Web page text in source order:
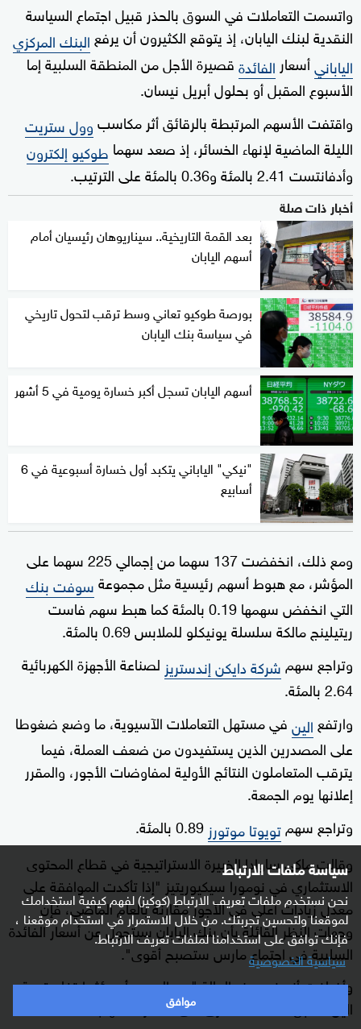
سياسة ملفات الارتباط
نحن نستخدم ملفات تعريف الارتباط (كوكيز) لفهم كيفية استخدامك
لموقعنا ولتحسين تجربتك. من خلال الاستمرار في استخدام موقعنا ،
فإنك توافق على استخدامنا لملفات تعريف الارتباط.
سياسية الخصوصية
موافق
واتسمت التعاملات في السوق بالحذر قبيل اجتماع السياسة
النقدية لبنك اليابان، إذ يتوقع الكثيرون أن يرفعالبنك المركزي
اليابانيأسعار الفائدةقصيرة الأجل من المنطقة السلبية إما
الأسبوع المقبل أو بحلول أبريل نيسان.
واقتفت الأسهم المرتبطة بالرقائق أثر مكاسبوول ستريت
الليلة الماضية لإنهاء الخسائر، إذ صعد سهما طوكيو إلكترون
وأدفانتست 2.41 بالمئة و0.36 بالمئة على الترتيب.
أخبار ذات صلة
بعد القمة التاريخية.. سيناريوهان رئيسيان أمام
أسهم اليابان
بورصة طوكيو تعاني وسط ترقب لتحول تاريخي
في سياسة بنك اليابان
أسهم اليابان تسجل أكبر خسارة يومية في 5 أشهر
"نيكي" الياباني يتكبد أول خسارة أسبوعية في 6
أسابيع
ومع ذلك، انخفضت 137 سهما من إجمالي 225 سهما على
المؤشر، مع هبوط أسهم رئيسية مثل مجموعةسوفت بنك
التي انخفض سهمها 0.19 بالمئة كما هبط سهم فاست
ريتيلينج مالكة سلسلة يونيكلو للملابس 0.69 بالمئة.
وتراجع سهم شركة دايكن إندستريز لصناعة الأجهزة الكهربائية
2.64 بالمئة.
وارتفع الينفي مستهل التعاملات الآسيوية، ما وضع ضغوطا
على المصدرين الذين يستفيدون من ضعف العملة، فيما
يترقب المتعاملون النتائج الأولية لمفاوضات الأجور، والمقرر
إعلانها يوم الجمعة.
وتراجع سهمتويوتا موتورز
وقالت ماكي ساوادا الخبيرة الاستراتيجية في قطاع المحتوى
الاستثماري في نومورا سيكيوريتيز "إذا تأكدت الموافقة على
معدل زيادات أعلى في الأجور مقارنة بالعام الماضي، فإن
وجهات النظر القائلة بأن بنك اليابان سيتحول عن أسعار الفائدة
السلبية في اجتماع مارس ستصبح أقوى".
وأضافت أنه في هذه الحالة "من المرجح أن يؤثر ارتفاع قيمة
الين مقابل العملات الأخرى على أسعار الأسهم".